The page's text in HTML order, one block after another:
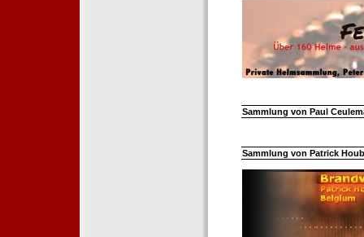
Sammlung von Paul
Sammlung von Patrick